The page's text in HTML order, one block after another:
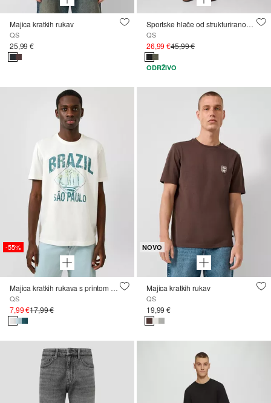
Majica kratkih rukav
QS
25,99 €
Sportske hlače od strukturiranog pikea
QS
26,99 €45,99 €
ODRŽIVO
-55%
Majica kratkih rukava s printom s prednje strane
QS
7,99 €17,99 €
NOVO
Majica kratkih rukav
QS
19,99 €